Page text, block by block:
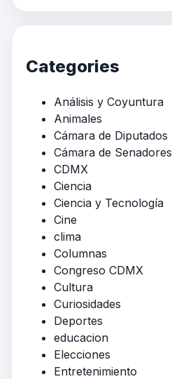
Categories
Análisis y Coyuntura
Animales
Cámara de Diputados
Cámara de Senadores
CDMX
Ciencia
Ciencia y Tecnología
Cine
clima
Columnas
Congreso CDMX
Cultura
Curiosidades
Deportes
educacion
Elecciones
Entretenimiento